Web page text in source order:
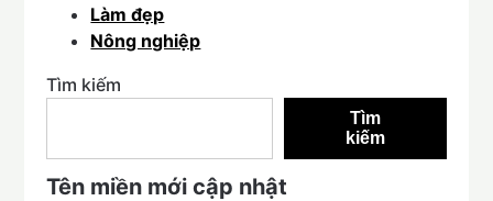
Làm đẹp
Nông nghiệp
Tìm kiếm
Tìm
kiếm
Tên miền mới cập nhật